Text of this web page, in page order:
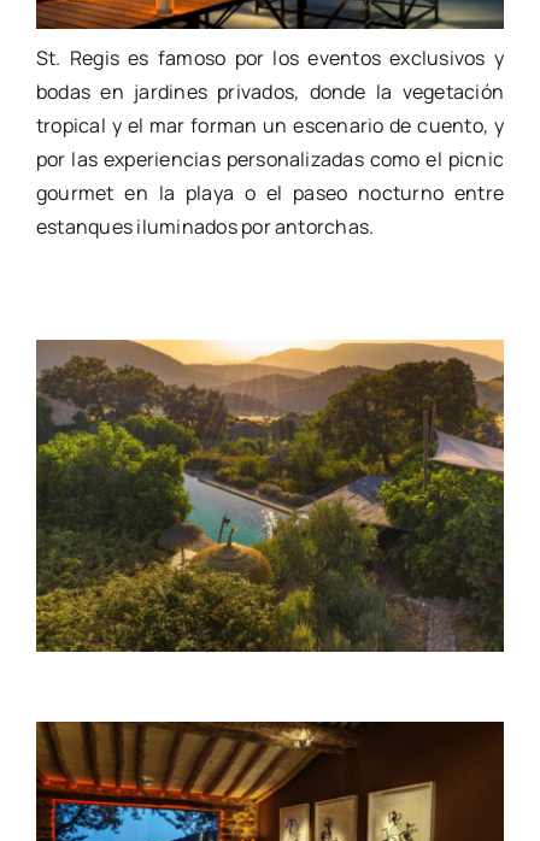
St. Regis es famoso por los eventos exclusivos y
bodas en jardines privados, donde la vegetación
tropical y el mar forman un escenario de cuento, y
por las experiencias personalizadas como el picnic
gourmet en la playa o el paseo nocturno entre
estanques iluminados por antorchas.